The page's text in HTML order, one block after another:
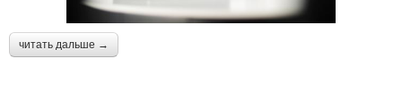
читать дальше →